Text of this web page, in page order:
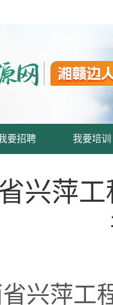
要招聘 我要培训
兴萍
兴萍工